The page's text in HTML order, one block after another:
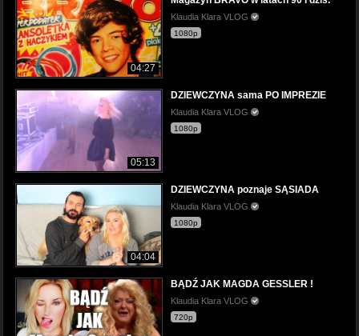
04:27
Klaudia Klara VLOG
1080p
05:13
DZIEWCZYNA sama PO IMPREZIE
Klaudia Klara VLOG
1080p
04:04
DZIEWCZYNA poznaje SĄSIADA
Klaudia Klara VLOG
1080p
BĄDŹ JAK MAGDA GESSLER !
Klaudia Klara VLOG
720p